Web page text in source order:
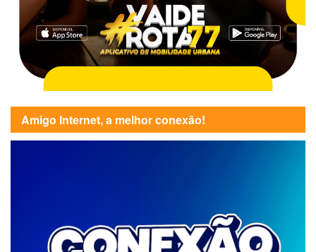
Amigo Internet, a melhor conexão!